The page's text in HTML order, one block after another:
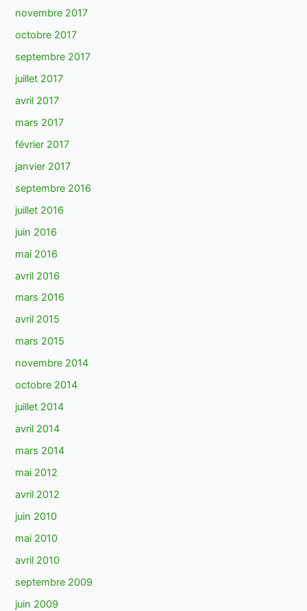
novembre 2017
octobre 2017
septembre 2017
juillet 2017
avril 2017
mars 2017
février 2017
janvier 2017
septembre 2016
juillet 2016
juin 2016
mai 2016
avril 2016
mars 2016
avril 2015
mars 2015
novembre 2014
octobre 2014
juillet 2014
avril 2014
mars 2014
mai 2012
avril 2012
juin 2010
mai 2010
avril 2010
septembre 2009
juin 2009